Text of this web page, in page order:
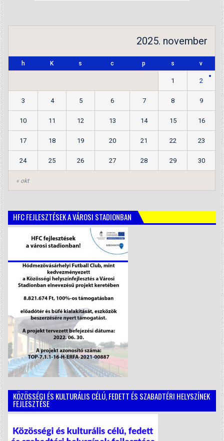
2025. november
h K s c p s v
« okt
1 2
3 4 5 6 7 8 9
10 11 12 13 14 15 16
17 18 19 20 21 22 23
24 25 26 27 28 29 30
HFC FEJLESZTÉSEK A VÁROSI STADIONBAN
KÖZÖSSÉGI ÉS KULTURÁLIS CÉLÚ, FEDETT ÉS SZABADTÉRI HELYSZÍNEK
FEJLESZTÉSE